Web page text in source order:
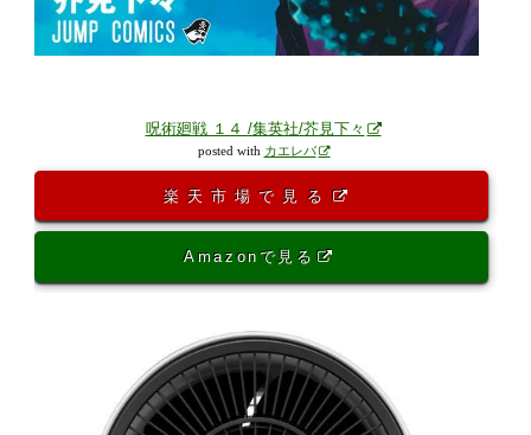
呪術廻戦 １４ /集英社/芥見下々
posted with カエレバ
楽天市場で見る
Amazonで見る